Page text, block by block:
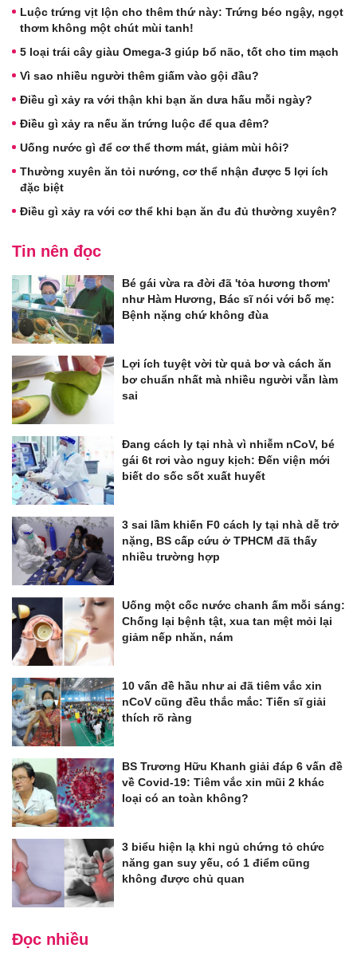
Luộc trứng vịt lộn cho thêm thứ này: Trứng béo ngậy, ngọt
thơm không một chút mùi tanh!
5 loại trái cây giàu Omega-3 giúp bổ não, tốt cho tim mạch
Vì sao nhiều người thêm giấm vào gội đầu?
Điều gì xảy ra với thận khi bạn ăn dưa hấu mỗi ngày?
Điều gì xảy ra nếu ăn trứng luộc để qua đêm?
Uống nước gì để cơ thể thơm mát, giảm mùi hôi?
Thường xuyên ăn tỏi nướng, cơ thể nhận được 5 lợi ích
đặc biệt
Điều gì xảy ra với cơ thể khi bạn ăn đu đủ thường xuyên?
Tin nên đọc
Bé gái vừa ra đời đã 'tỏa hương thơm'
như Hàm Hương, Bác sĩ nói với bố mẹ:
Bệnh nặng chứ không đùa
Lợi ích tuyệt vời từ quả bơ và cách ăn
bơ chuẩn nhất mà nhiều người vẫn làm
sai
Đang cách ly tại nhà vì nhiễm nCoV, bé
gái 6t rơi vào nguy kịch: Đến viện mới
biết do sốc sốt xuất huyết
3 sai lầm khiến F0 cách ly tại nhà dễ trở
nặng, BS cấp cứu ở TPHCM đã thấy
nhiều trường hợp
Uống một cốc nước chanh ấm mỗi sáng:
Chống lại bệnh tật, xua tan mệt mỏi lại
giảm nếp nhăn, nám
10 vấn đề hầu như ai đã tiêm vắc xin
nCoV cũng đều thắc mắc: Tiến sĩ giải
thích rõ ràng
BS Trương Hữu Khanh giải đáp 6 vấn đề
về Covid-19: Tiêm vắc xin mũi 2 khác
loại có an toàn không?
3 biểu hiện lạ khi ngủ chứng tỏ chức
năng gan suy yếu, có 1 điểm cũng
không được chủ quan
Đọc nhiều